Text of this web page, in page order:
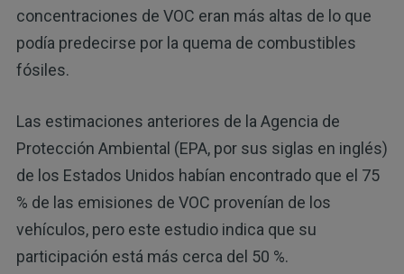
concentraciones de VOC eran más altas de lo que
podía predecirse por la quema de combustibles
fósiles.
Las estimaciones anteriores de la Agencia de
Protección Ambiental (EPA, por sus siglas en inglés)
de los Estados Unidos habían encontrado que el 75
% de las emisiones de VOC provenían de los
vehículos, pero este estudio indica que su
participación está más cerca del 50 %.